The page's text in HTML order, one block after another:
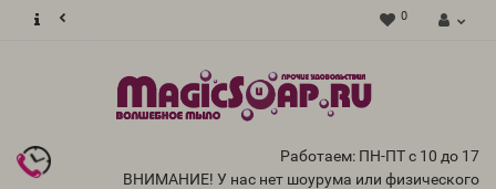
0
Работаем: ПН-ПТ с 10 до 17
ВНИМАНИЕ! У нас нет шоурума или физического